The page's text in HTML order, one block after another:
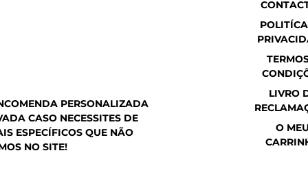
PERSONALIZADA
CASO NECESSITES DE
ESPECÍFICOS QUE NÃO
NO SITE!
LIVRO
O
a
g